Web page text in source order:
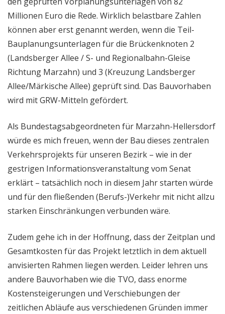
Millionen Euro die Rede. Wirklich belastbare Zahlen
können aber erst genannt werden, wenn die Teil-
Bauplanungsunterlagen für die Brückenknoten 2
(Landsberger Allee / S- und Regionalbahn-Gleise
Richtung Marzahn) und 3 (Kreuzung Landsberger
Allee/Märkische Allee) geprüft sind. Das Bauvorhaben
wird mit GRW-Mitteln gefördert.
Als Bundestagsabgeordneten für Marzahn-Hellersdorf
würde es mich freuen, wenn der Bau dieses zentralen
Verkehrsprojekts für unseren Bezirk – wie in der
gestrigen Informationsveranstaltung vom Senat
erklärt – tatsächlich noch in diesem Jahr starten würde
und für den fließenden (Berufs-)Verkehr mit nicht allzu
starken Einschränkungen verbunden wäre.
Zudem gehe ich in der Hoffnung, dass der Zeitplan und
Gesamtkosten für das Projekt letztlich in dem aktuell
anvisierten Rahmen liegen werden. Leider lehren uns
andere Bauvorhaben wie die TVO, dass enorme
Kostensteigerungen und Verschiebungen der
zeitlichen Abläufe aus verschiedenen Gründen immer